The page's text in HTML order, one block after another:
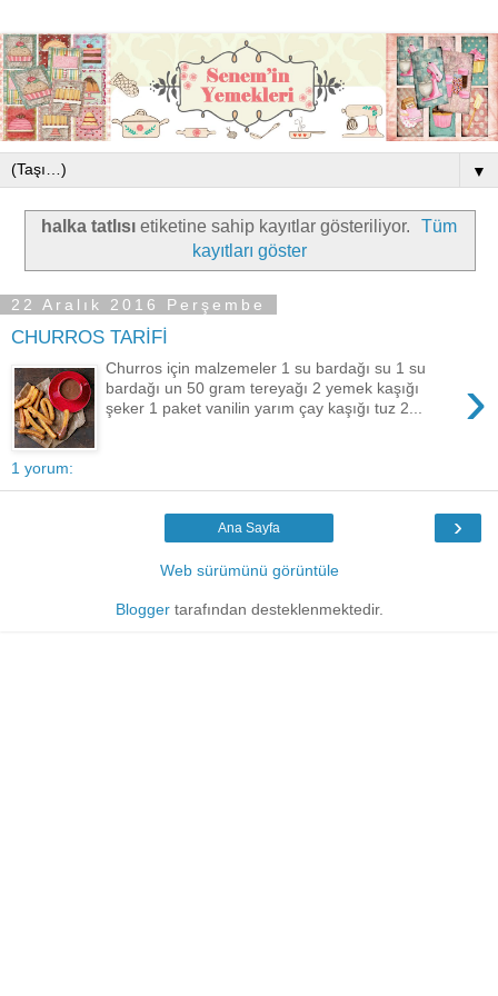
▼
halka tatlısıetiketine sahip kayıtlar gösteriliyor.
Tüm
kayıtları göster
22 Aralık 2016 Perşembe
CHURROS TARİFİ
›
Churros için malzemeler 1 su bardağı su 1 su
bardağı un 50 gram tereyağı 2 yemek kaşığı
şeker 1 paket vanilin yarım çay kaşığı tuz 2...
1 yorum:
›
Ana Sayfa
Web sürümünü görüntüle
Bloggertarafından desteklenmektedir.